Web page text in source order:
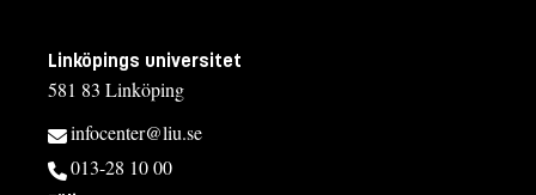
Linköpings universitet
581 83 Linköping
infocenter@liu.se
013-28 10 00